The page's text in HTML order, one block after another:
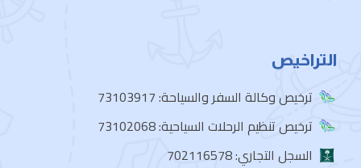
التراخيص
ترخيص وكالة السفر والسياحة: 73103917
ترخيص تنظيم الرحلات السياحية: 73102068
السجل التجاري: 702116578